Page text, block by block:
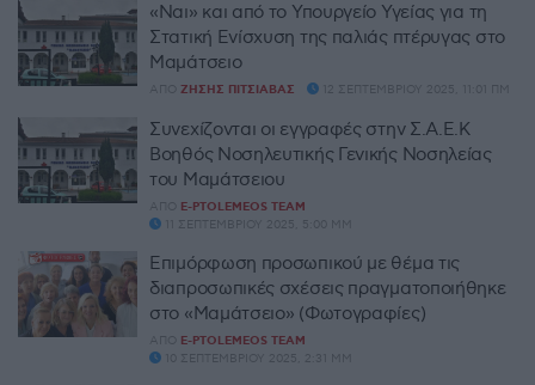
«Ναι» και από το Υπουργείο Υγείας για τη
Στατική Ενίσχυση της παλιάς πτέρυγας στο
Μαμάτσειο
ΑΠΌ ΖΉΣΗΣ ΠΙΤΣΙΆΒΑΣ 12 ΣΕΠΤΕΜΒΡΊΟΥ 2025, 11:01 ΠΜ
Συνεχίζονται οι εγγραφές στην Σ.Α.Ε.Κ
Βοηθός Νοσηλευτικής Γενικής Νοσηλείας
του Μαμάτσειου
ΑΠΌ E-PTOLEMEOS TEAM
11 ΣΕΠΤΕΜΒΡΊΟΥ 2025, 5:00 ΜΜ
Επιμόρφωση προσωπικού με θέμα τις
διαπροσωπικές σχέσεις πραγματοποιήθηκε
στο «Μαμάτσειο» (Φωτογραφίες)
ΑΠΌ E-PTOLEMEOS TEAM
10 ΣΕΠΤΕΜΒΡΊΟΥ 2025, 2:31 ΜΜ